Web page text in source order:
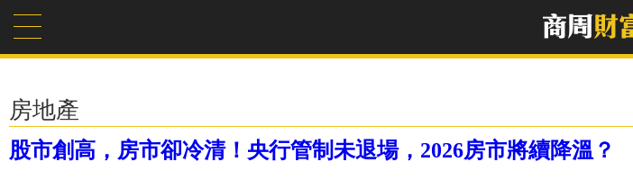
房地產
股市創高，房市卻冷清！央行管制未退場，2026房市將續降溫？